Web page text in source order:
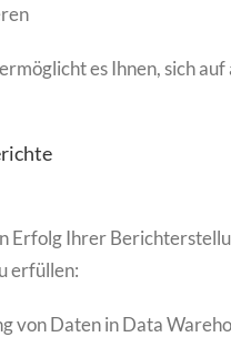
es Ihnen, sich
Erfolg Ihrer
erfüllen:
von Daten in Data